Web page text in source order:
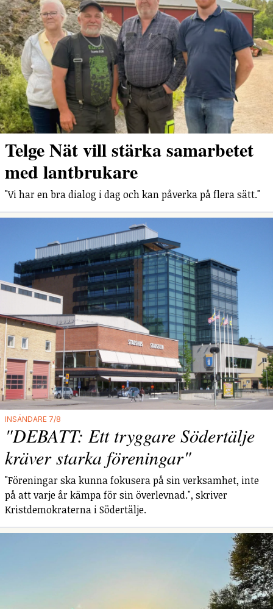
Telge Nät vill stärka samarbetet
med lantbrukare
"Vi har en bra dialog i dag och kan påverka på flera sätt."
INSÄNDARE 7/8
"DEBATT: Ett tryggare Södertälje
kräver starka föreningar"
"Föreningar ska kunna fokusera på sin verksamhet, inte
på att varje år kämpa för sin överlevnad.", skriver
Kristdemokraterna i Södertälje.